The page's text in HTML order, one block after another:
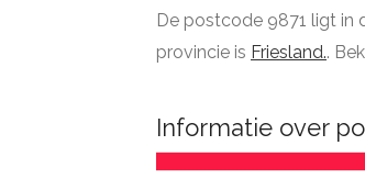
De postcode 9871 ligt in
provincie is Friesland..
Informatie over